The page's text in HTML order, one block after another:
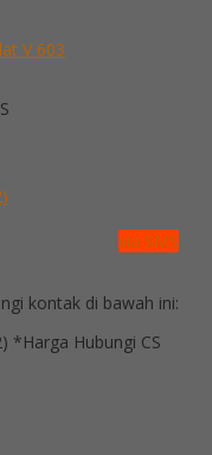
V 603
via SMS
kontak di bawah ini:
*Harga Hubungi CS